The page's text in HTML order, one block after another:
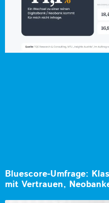
Bluescore-Umfrage:
mit Vertrauen,